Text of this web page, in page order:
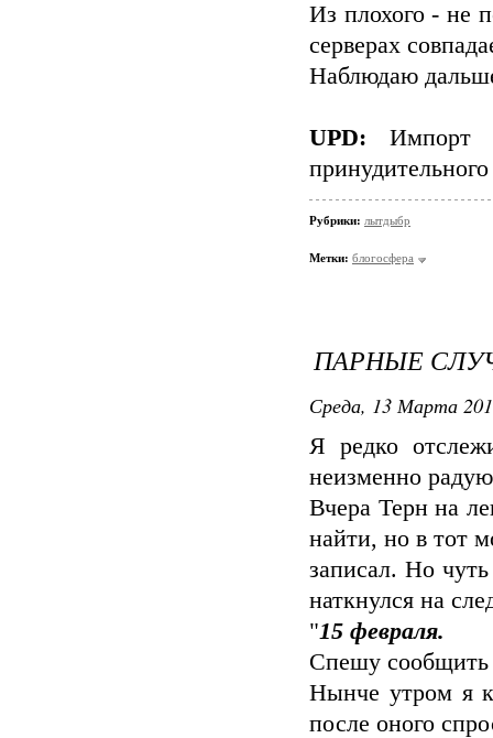
Из плохого - не
серверах
Наблюдаю
UPD: Импорт
Рубрики: лытдыбр
Метки: блогосфера
ПАРНЫЕ
Среда, 13 Марта
Я редко
неизменно
Вчера Терн на
найти, но в тот
записал. Но
наткнулся на
"15 февраля.
Спешу сообщить
Нынче утром я
после оного